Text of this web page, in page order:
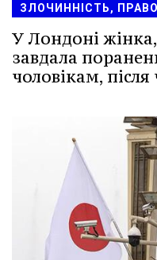
ЗЛОЧИННІСТЬ,
У Лондоні
завдала
чоловікам,